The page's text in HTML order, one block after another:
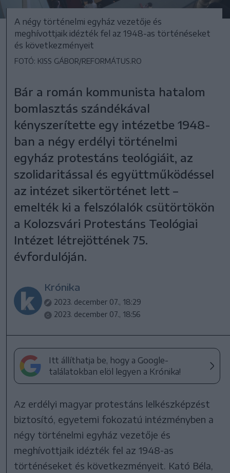
A négy történelmi egyház vezetője és
meghívottjaik idézték fel az 1948-as történéseket
és következményeit
FOTÓ: KISS GÁBOR/REFORMÁTUS.RO
Bár a román kommunista hatalom
bomlasztás szándékával
kényszerítette egy intézetbe 1948-
ban a négy erdélyi történelmi
egyház protestáns teológiáit, az
szolidaritással és együttműködéssel
az intézet sikertörténet lett –
emelték ki a felszólalók csütörtökön
a Kolozsvári Protestáns Teológiai
Intézet létrejöttének 75.
évfordulóján.
Krónika
2023. december 07., 18:29
2023. december 07., 18:56
Itt állíthatja be, hogy a Google-
találatokban elöl legyen a Krónika!
Az erdélyi magyar protestáns lelkészképzést
biztosító, egyetemi fokozatú intézményben a
négy történelmi egyház vezetője és
meghívottjaik idézték fel az 1948-as
történéseket és következményeit. Kató Béla,